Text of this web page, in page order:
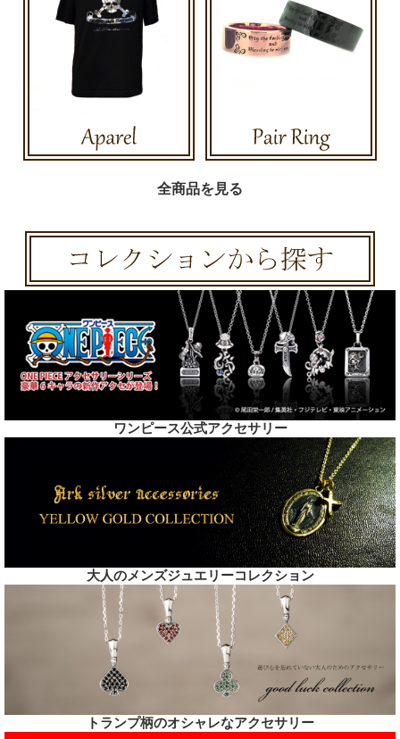
全商品を見る
ワンピース公式アクセサリー
大人のメンズジュエリーコレクション
トランプ柄のオシャレなアクセサリー